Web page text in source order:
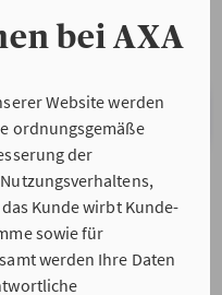
bei AXA
Website werden
ordnungsgemäße
der
Kunde wirbt Kunde-
sowie für
werden Ihre Daten
WEITER